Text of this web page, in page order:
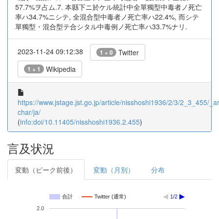
57.7%ヲ占ム.7. 本縣下ニ於ケル統計中全單獨型中毒者ノ死亡
率ハ34.7%ニシテ, 全混合型中毒者ノ死亡率ハ22.4%, 而シテ
單獨型・混合型テ合シタル中毒例ノ死亡率ハ33.7%ナリ.
2023-11-24 09:12:38 1 + 0 Twitter
1 + 1 Wikipedia
https://www.jstage.jst.go.jp/article/nisshoshi1936/2/3/2_3_455/
char/ja/
(info:doi/10.11405/nisshoshi1936.2.455)
言及状況
変動（ピーク前後） 変動（月別） 分布
合計 Twitter (通常)
1/2
2.0